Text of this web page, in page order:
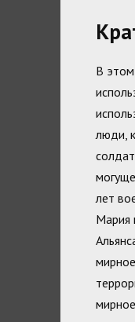
В
люди,
лет
Мария